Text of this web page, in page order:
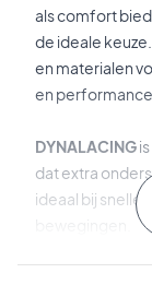
als comfort
de ideale
en materialen
en
DYNALACING
dat extra
ideaal bij snelle